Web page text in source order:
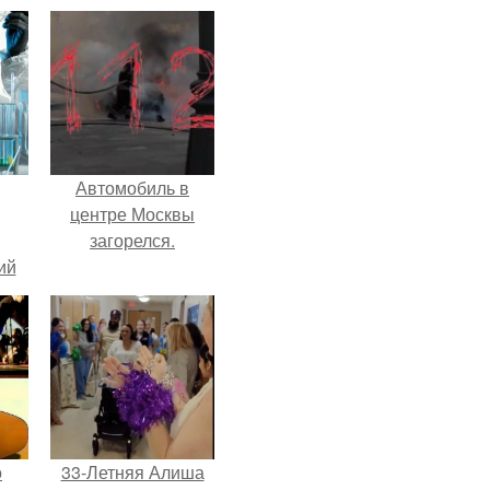
Автомобиль в
центре Москвы
загорелся.
33-Летняя Алиша